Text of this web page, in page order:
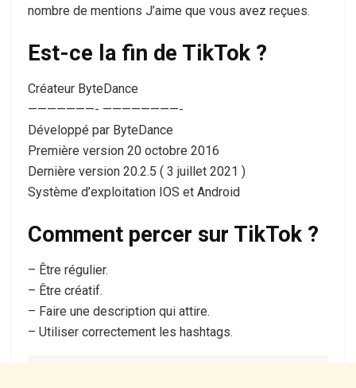
nombre de mentions J’aime que vous avez reçues.
Est-ce la fin de TikTok ?
Créateur ByteDance
———————- ————————-
Développé par ByteDance
Première version 20 octobre 2016
Dernière version 20.2.5 ( 3 juillet 2021 )
Système d’exploitation IOS et Android
Comment percer sur TikTok ?
– Être régulier.
– Être créatif.
– Faire une description qui attire.
– Utiliser correctement les hashtags.